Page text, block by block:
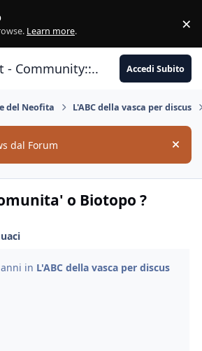
Learn more. ×
- Community::.. Accedi Subito
del Neofita L'ABC della vasca per discus
dal Forum Hide
o Biotopo ?
in L'ABC della vasca per discus